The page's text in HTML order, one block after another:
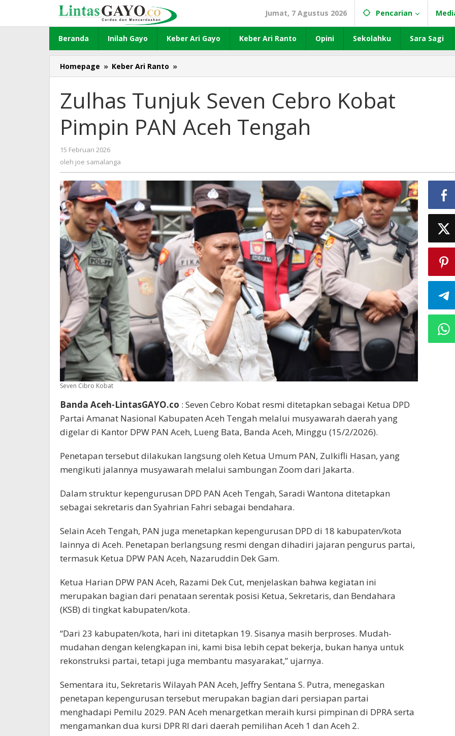
konten
Jumat, 7 Agustus 2026 Pencarian
Beranda Inilah Gayo Keber Ari Gayo Keber Ari Ranto Opini Sekolahku Sara Sagi
Homepage » Keber Ari Ranto »
Tunjuk
Cebro
Kobat
Pimpin
PAN
Zulhas Tunjuk Seven Cebro Kobat
Pimpin PAN Aceh Tengah
15 Februari 2026
joe
samalanga
oleh joe samalanga
Seven Cibro Kobat
Banda Aceh-LintasGAYO.co : Seven Cebro Kobat resmi ditetapkan sebagai Ketua DPD
Partai Amanat Nasional Kabupaten Aceh Tengah melalui musyawarah daerah yang
digelar di Kantor DPW PAN Aceh, Lueng Bata, Banda Aceh, Minggu (15/2/2026).
Penetapan tersebut dilakukan langsung oleh Ketua Umum PAN, Zulkifli Hasan, yang
mengikuti jalannya musyawarah melalui sambungan Zoom dari Jakarta.
Dalam struktur kepengurusan DPD PAN Aceh Tengah, Saradi Wantona ditetapkan
sebagai sekretaris dan Syahrian Fahri sebagai bendahara.
Selain Aceh Tengah, PAN juga menetapkan kepengurusan DPD di 18 kabupaten/kota
lainnya di Aceh. Penetapan berlangsung resmi dengan dihadiri jajaran pengurus partai,
termasuk Ketua DPW PAN Aceh, Nazaruddin Dek Gam.
Ketua Harian DPW PAN Aceh, Razami Dek Cut, menjelaskan bahwa kegiatan ini
merupakan bagian dari penataan serentak posisi Ketua, Sekretaris, dan Bendahara
(KSB) di tingkat kabupaten/kota.
“Dari 23 kabupaten/kota, hari ini ditetapkan 19. Sisanya masih berproses. Mudah-
mudahan dengan kelengkapan ini, kami bisa lebih cepat bekerja, bukan hanya untuk
rekonstruksi partai, tetapi juga membantu masyarakat,” ujarnya.
Sementara itu, Sekretaris Wilayah PAN Aceh, Jeffry Sentana S. Putra, menegaskan
penetapan kepengurusan tersebut merupakan bagian dari persiapan partai
menghadapi Pemilu 2029. PAN Aceh menargetkan meraih kursi pimpinan di DPRA serta
mengamankan dua kursi DPR RI dari daerah pemilihan Aceh 1 dan Aceh 2.